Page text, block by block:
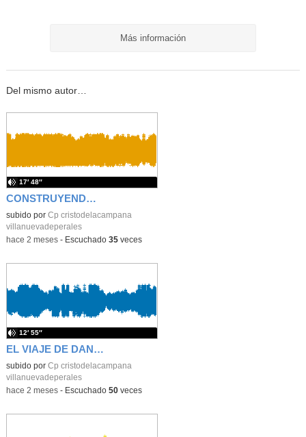
Más información
Del mismo autor…
CONSTRUYENDO NUESTRO COLE IDEAL PRIMARIA
subido por Cp cristodelacampana
villanuevadeperales
17′ 48″
-hace 2 meses- Escuchado 35veces
EL VIAJE DE DANIEL INFANTIL 4 AÑOS
subido por Cp cristodelacampana
villanuevadeperales
12′ 55″
-hace 2 meses- Escuchado 50veces